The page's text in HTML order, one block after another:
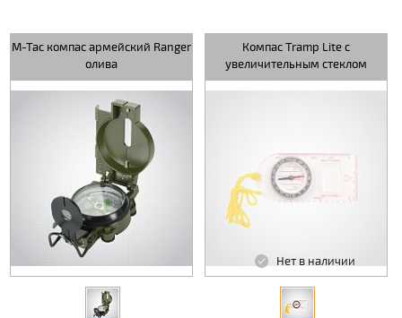
M-Tac компас армейский Ranger
олива
Компас Tramp Lite с
увеличительным стеклом
Нет в наличии